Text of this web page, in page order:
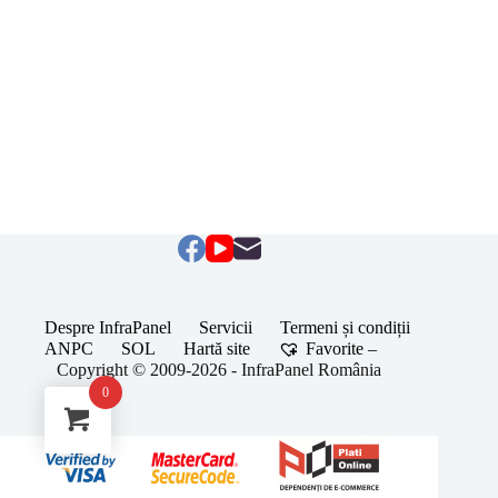
Despre InfraPanel Servicii
Termeni și condiții
ANPC
SOL Hartă site
Favorite –
Copyright © 2009-2026 - InfraPanel România
0